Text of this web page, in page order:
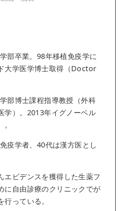
部卒業。98年移植免疫学に
大学医学博士取得（Doctor
部博士課程指導教授（外科
学）。2013年イグノーベル
疫学者、40代は漢方医とし
エビデンスを獲得した生薬フ
に自由診療のクリニックでが
っている。